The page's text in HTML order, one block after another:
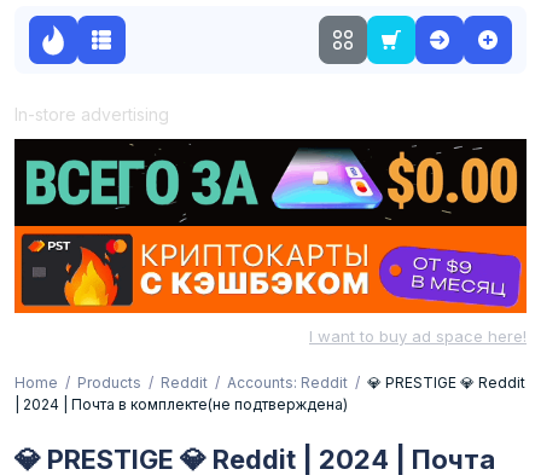
In-store advertising
I want to buy ad space here!
Home Products Reddit Accounts: Reddit
💎 PRESTIGE 💎 Reddit
| 2024 | Почта в комплекте(не подтверждена)
💎 PRESTIGE 💎 Reddit | 2024 | Почта